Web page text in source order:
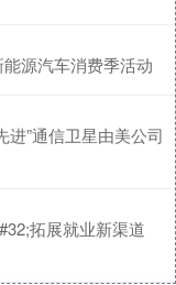
源汽车消费季活动
进”通信卫星由美公司
拓展就业新渠道